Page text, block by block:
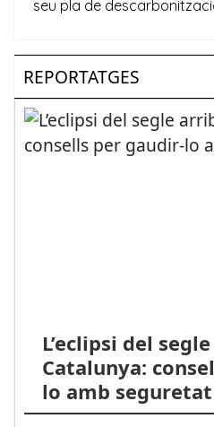
REPORTATGES
L’eclipsi del
Catalunya:
lo amb seguretat